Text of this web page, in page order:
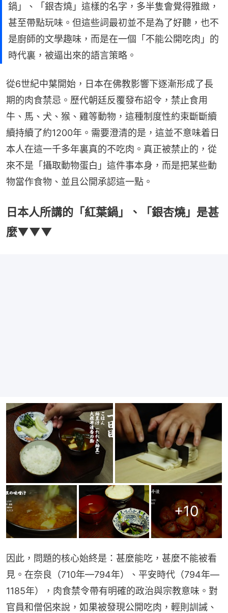
鍋」、「銀杏燒」這樣的名字，多半隻會覺得雅緻，
甚至帶點玩味。但這些詞最初並不是為了好聽，也不
是廚師的文學趣味，而是在一個「不能公開吃肉」的
時代裏，被逼出來的語言策略。
從6世紀中葉開始，日本在佛教影響下逐漸形成了長
期的肉食禁忌。歷代朝廷反覆發布詔令，禁止食用
牛、馬、犬、猴、雞等動物，這種制度性約束斷斷續
續持續了約1200年。需要澄清的是，這並不意味着日
本人在這一千多年裏真的不吃肉。真正被禁止的，從
來不是「攝取動物蛋白」這件事本身，而是把某些動
物當作食物、並且公開承認這一點。
日本人所講的「紅葉鍋」、「銀杏燒」是甚
麼▼▼▼
+10
因此，問題的核心始終是：甚麼能吃，甚麼不能被看
見。在奈良（710年—794年）、平安時代（794年—
1185年），肉食禁令帶有明確的政治與宗教意味。對
官員和僧侶來說，如果被發現公開吃肉，輕則訓誡、